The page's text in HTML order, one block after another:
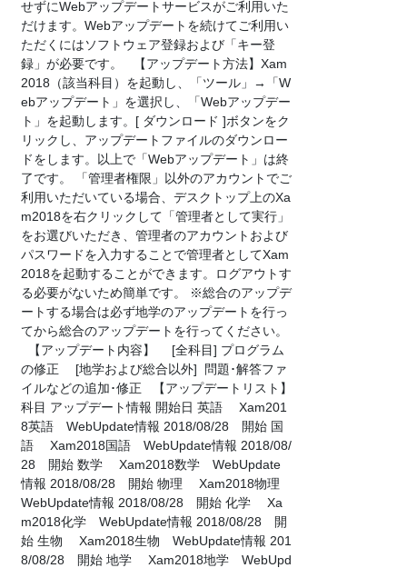
せずにWebアップデートサービスがご利用いた
だけます。Webアップデートを続けてご利用い
ただくにはソフトウェア登録および「キー登
録」が必要です。 【アップデート方法】Xam
2018（該当科目）を起動し、「ツール」→「W
ebアップデート」を選択し、「Webアップデー
ト」を起動します。[ ダウンロード ]ボタンをク
リックし、アップデートファイルのダウンロー
ドをします。以上で「Webアップデート」は終
了です。 「管理者権限」以外のアカウントでご
利用いただいている場合、デスクトップ上のXa
m2018を右クリックして「管理者として実行」
をお選びいただき、管理者のアカウントおよび
パスワードを入力することで管理者としてXam
2018を起動することができます。ログアウトす
る必要がないため簡単です。 ※総合のアップデ
ートする場合は必ず地学のアップデートを行っ
てから総合のアップデートを行ってください。
【アップデート内容】 [全科目] プログラム
の修正 [地学および総合以外] 問題･解答ファ
イルなどの追加･修正 【アップデートリスト】
科目 アップデート情報 開始日 英語 Xam201
8英語 WebUpdate情報 2018/08/28 開始 国
語 Xam2018国語 WebUpdate情報 2018/08/
28 開始 数学 Xam2018数学 WebUpdate
情報 2018/08/28 開始 物理 Xam2018物理
WebUpdate情報 2018/08/28 開始 化学 Xa
m2018化学 WebUpdate情報 2018/08/28 開
始 生物 Xam2018生物 WebUpdate情報 201
8/08/28 開始 地学 Xam2018地学 WebUpd